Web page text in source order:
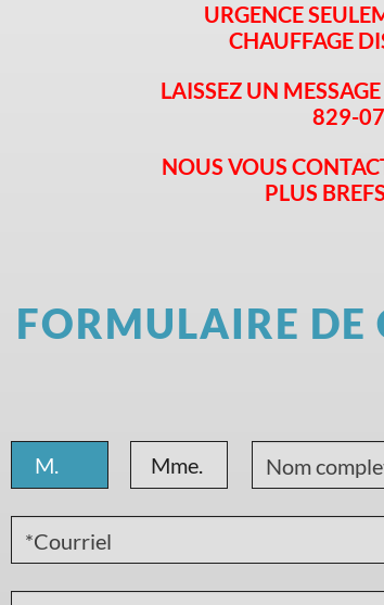
URGENCE
CHAUFFAGE
LAISSEZ UN
829-
NOUS VOUS
PLUS
FORMULAIRE DE
M. Mme.